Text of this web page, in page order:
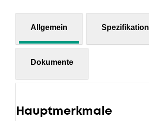
Allgemein Spezifikation
Dokumente
Hauptmerkmale